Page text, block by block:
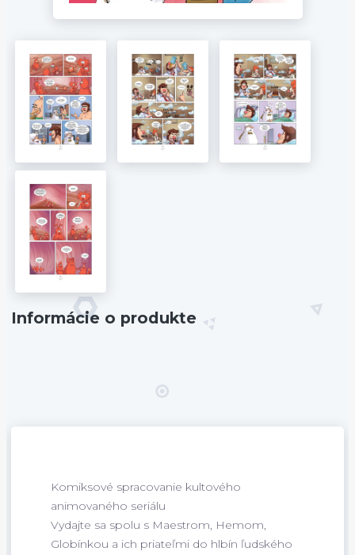
Informácie o produkte
Komiksové spracovanie kultového
animovaného seriálu
Vydajte sa spolu s Maestrom, Hemom,
Globínkou a ich priateľmi do hlbín ľudského